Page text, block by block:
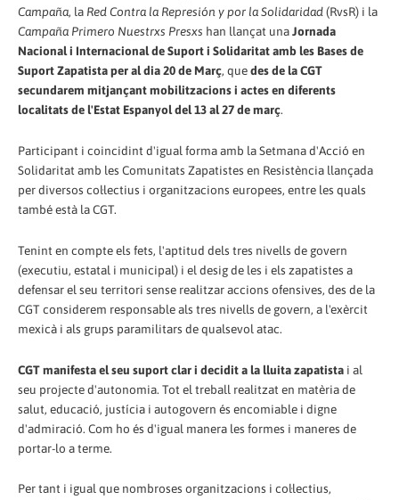
Campaña, la Red Contra la Represión y por la Solidaridad(RvsR) i la
Campaña Primero Nuestrxs Presxs han llançat unaJornada
Nacional i Internacional de Suport i Solidaritat amb les Bases de
Suport Zapatista per al dia 20 de Març, quedes de la CGT
secundarem mitjançant mobilitzacions i actes en diferents
localitats de l'Estat Espanyol del 13 al 27 de març.
Participant i coincidint d'igual forma amb la Setmana d'Acció en
Solidaritat amb les Comunitats Zapatistes en Resistència llançada
per diversos col·lectius i organitzacions europees, entre les quals
també està la CGT.
Tenint en compte els fets, l'aptitud dels tres nivells de govern
(executiu, estatal i municipal) i el desig de les i els zapatistes a
defensar el seu territori sense realitzar accions ofensives, des de la
CGT considerem responsable als tres nivells de govern, a l'exèrcit
mexicà i als grups paramilitars de qualsevol atac.
CGT manifesta el seu suport clar i decidit a la lluita zapatista i al
seu projecte d'autonomia. Tot el treball realitzat en matèria de
salut, educació, justícia i autogovern és encomiable i digne
d'admiració. Com ho és d'igual manera les formes i maneres de
portar-lo a terme.
Per tant i igual que nombroses organitzacions i col·lectius,